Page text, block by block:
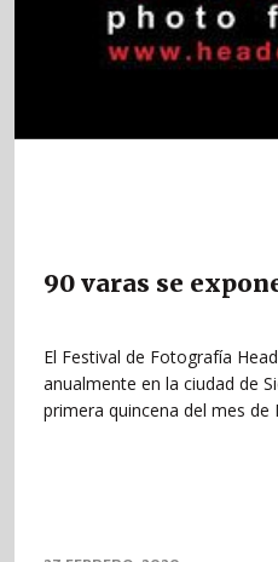
90 varas se
El Festival de Fotografía
anualmente en la ciudad de
primera quincena del mes de